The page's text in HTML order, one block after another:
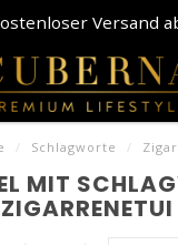
Versand
/ Schlagworte /
MIT
ZIGARRENETUI